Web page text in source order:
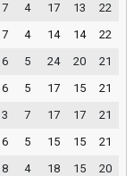
7 4 17 13
22
7 4 14 14
22
6 5 24 20
21
6 5 17 15
21
3 7 17 17
21
6 5 15 15
21
8 4 18 15
20